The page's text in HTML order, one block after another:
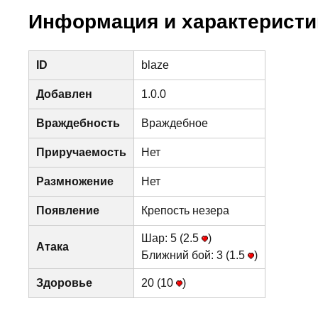
Информация и
ID blaze
Добавлен 1.0.0
Враждебность Враждебное
Приручаемость Нет
Размножение Нет
Появление Крепость незера
Атака
Шар: 5 (2.5
)
Ближний бой: 3 (1.5
)
Здоровье 20 (10 )